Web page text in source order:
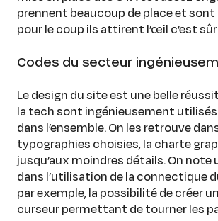
prennent beaucoup de place et
pour le coup ils attirent l’œil c’est sûr
Codes du secteur
Le design du site est une belle
la tech sont ingénieusement
dans l’ensemble. On les retrouve
typographies choisies, la charte
jusqu’aux moindres détails. On
dans l’utilisation de la connectique
par exemple, la possibilité de créer
curseur permettant de tourner les